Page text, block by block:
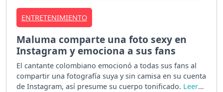
ENTRETENIMIENTO
Maluma comparte una foto sexy en
Instagram y emociona a sus fans
El cantante colombiano emocionó a todas sus fans al
compartir una fotografía suya y sin camisa en su cuenta
de Instagram, así presume su cuerpo tonificado.